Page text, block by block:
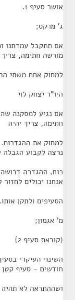
אושר סעיף 1.
ג' מרקס;
אם תתקבל עמדתנו
מורשה חתימה, צריך
למחוק אחת משתי
היו"ר יצחק לוי
אם נגיע למסקנה
חתימה, צריך יהיה
למחוק את
נרצה לקבוע הגבלה
כוח, ההגדרה
אנחנו יכולים לחזור
הסעיפים ולתקן אותו.
מ' אגמון;
(קוראת סעיף 2}
חודשים - סעיף
ושההתראה לא תהיה